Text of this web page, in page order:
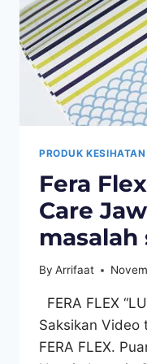
PRODUK
Fera
Care
masalah
By Arrifaat
FERA FLEX
Saksikan Video
FERA FLEX.